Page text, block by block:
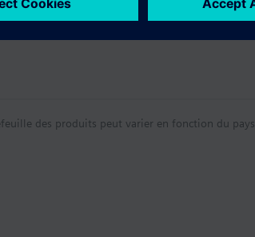
des produits peut varier en fonction du pays